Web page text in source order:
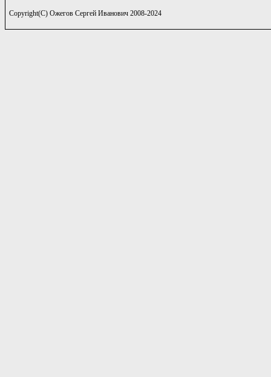
Copyright(C) Ожегов Сергей Иванович 2008-2024